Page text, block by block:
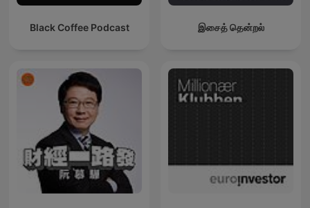
Black Coffee Podcast இசைத் தென்றல்